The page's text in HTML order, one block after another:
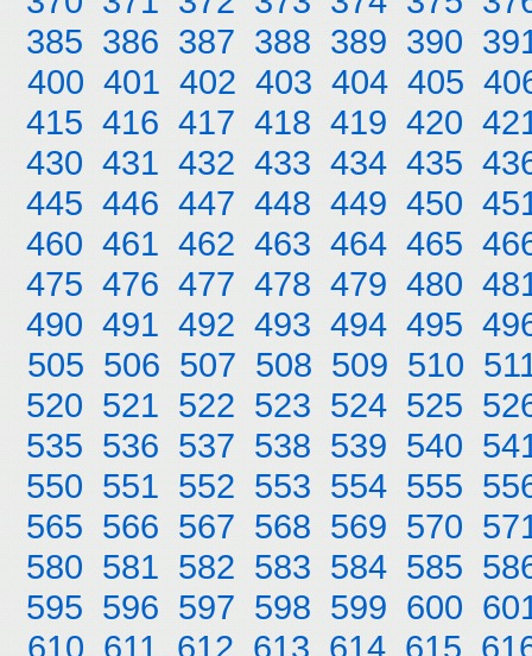
385 386 387 388 389 390
400 401 402 403 404 405
415 416 417 418 419 420
430 431 432 433 434 435
445 446 447 448 449 450
460 461 462 463 464 465
475 476 477 478 479 480
490 491 492 493 494 495
505 506 507 508 509 510
520 521 522 523 524 525
535 536 537 538 539 540
550 551 552 553 554 555
565 566 567 568 569 570
580 581 582 583 584 585
595 596 597 598 599 600
610 611 612 613 614 615